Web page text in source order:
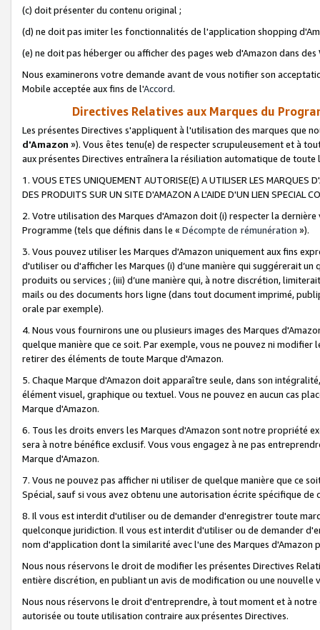
(c) doit présenter du contenu original ;
(d) ne doit pas imiter les fonctionnalités de l'application shopping
(e) ne doit pas héberger ou afficher des pages web d'Amazon dans
Nous examinerons votre demande avant de vous notifier son
Mobile acceptée aux fins de l'Accord.
Directives Relatives aux Marques du
Les présentes Directives s'appliquent à l'utilisation des marques que
d'Amazon »). Vous êtes tenu(e) de respecter scrupuleusement et à
aux présentes Directives entraînera la résiliation automatique de
1. VOUS ETES UNIQUEMENT AUTORISE(E) A UTILISER LES MARQUES
DES PRODUITS SUR UN SITE D'AMAZON A L'AIDE D'UN LIEN SPECIAL
2. Votre utilisation des Marques d'Amazon doit (i) respecter la
Programme (tels que définis dans le « Décompte de rémunération »).
3. Vous pouvez utiliser les Marques d'Amazon uniquement aux fins
d'utiliser ou d'afficher les Marques (i) d’une manière qui suggérerait
produits ou services ; (iii) d’une manière qui, à notre discrétion,
mails ou des documents hors ligne (dans tout document imprimé,
orale par exemple).
4. Nous vous fournirons une ou plusieurs images des Marques
quelque manière que ce soit. Par exemple, vous ne pouvez ni
retirer des éléments de toute Marque d'Amazon.
5. Chaque Marque d'Amazon doit apparaître seule, dans son
élément visuel, graphique ou textuel. Vous ne pouvez en aucun cas
Marque d'Amazon.
6. Tous les droits envers les Marques d'Amazon sont notre propriété
sera à notre bénéfice exclusif. Vous vous engagez à ne pas
Marque d'Amazon.
7. Vous ne pouvez pas afficher ni utiliser de quelque manière que ce
Spécial, sauf si vous avez obtenu une autorisation écrite spécifique de
8. Il vous est interdit d'utiliser ou de demander d'enregistrer toute
quelconque juridiction. Il vous est interdit d'utiliser ou de demander
nom d'application dont la similarité avec l'une des Marques
Nous nous réservons le droit de modifier les présentes Directives
entière discrétion, en publiant un avis de modification ou une nouvelle
Nous nous réservons le droit d'entreprendre, à tout moment et à
autorisée ou toute utilisation contraire aux présentes Directives.